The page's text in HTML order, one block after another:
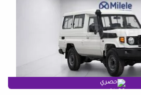
حصري